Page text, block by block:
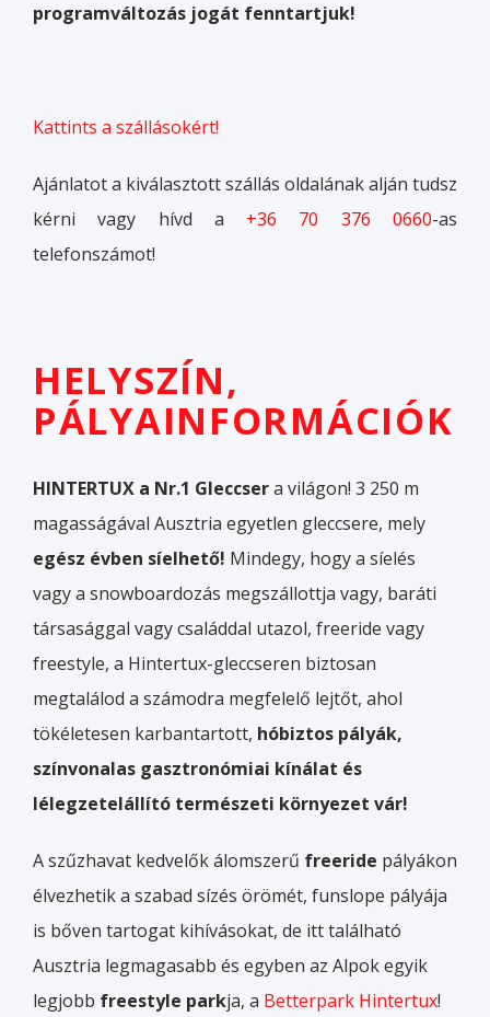
programváltozás jogát fenntartjuk!
Kattints a szállásokért!
Ajánlatot a kiválasztott szállás oldalának alján tudsz
kérni vagy hívd a +36 70 376 0660-as
telefonszámot!
HELYSZÍN,
PÁLYAINFORMÁCIÓK
HINTERTUX a Nr.1 Gleccsera világon! 3 250 m
magasságával Ausztria egyetlen gleccsere, mely
egész évben síelhető! Mindegy, hogy a síelés
vagy a snowboardozás megszállottja vagy, baráti
társasággal vagy családdal utazol, freeride vagy
freestyle, a Hintertux-gleccseren biztosan
megtalálod a számodra megfelelő lejtőt, ahol
tökéletesen karbantartott, hóbiztos pályák,
színvonalas gasztronómiai kínálat és
lélegzetelállító természeti környezet vár!
A szűzhavat kedvelők álomszerű freeride pályákon
élvezhetik a szabad sízés örömét, funslope pályája
is bőven tartogat kihívásokat, de itt található
Ausztria legmagasabb és egyben az Alpok egyik
legjobb freestyle parkja, a Betterpark Hintertux!